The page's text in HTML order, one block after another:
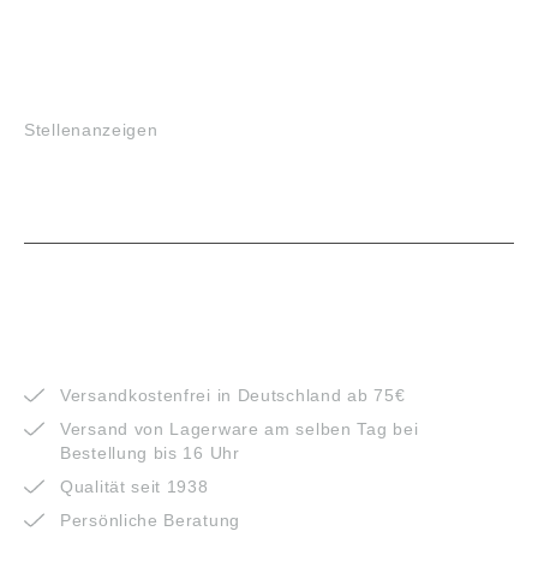
Stellenanzeigen
Versandkostenfrei in Deutschland ab 75€
Versand von Lagerware am selben Tag bei
Bestellung bis 16 Uhr
Qualität seit 1938
Persönliche Beratung